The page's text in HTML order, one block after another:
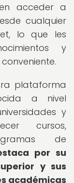
acceder a
cualquier
lo que les
y
plataforma
a nivel
y
cursos,
de
por su
y sus
académicas